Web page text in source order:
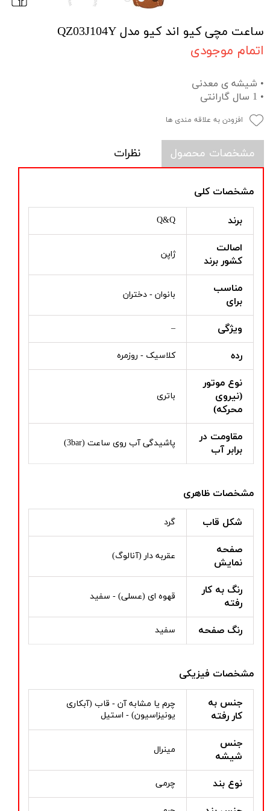
ساعت مچی کیو اند کیو مدل QZ03J104Y
اتمام موجودی
• شیشه ی معدنی
• 1 سال گارانتی
افزودن به علاقه مندی ها
مشخصات محصول نظرات
مشخصات کلی
برند Q&Q
اصالت
کشور برند
ژاپن
مناسب
برای
بانوان - دختران
ویژگی –
رده کلاسیک - روزمره
نوع موتور
(نیروی
محرکه)
باتری
مقاومت در
برابر آب
پاشیدگی آب روی ساعت (3bar)
مشخصات ظاهری
شکل قاب گرد
صفحه
نمایش
عقربه دار (آنالوگ)
رنگ به کار
رفته
قهوه ای (عسلی) - سفید
رنگ صفحه سفید
مشخصات فیزیکی
جنس به
کار رفته
چرم یا مشابه آن - قاب (آبکاری
یونیزاسیون) - استیل
جنس
شیشه
مینرال
نوع بند چرمی